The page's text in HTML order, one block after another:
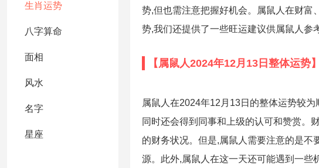
生肖运势
八字算命
面相
风水
名字
星座
势,但也需注意把握好机会。属鼠人在财富
势,我们还提供了一些旺运建议供属鼠人参
【属鼠人2024年12月13日整体运势】
属鼠人在2024年12月13日的整体运势较
同时还会得到同事和上级的认可和赞赏。
的财务状况。但是,属鼠人需要注意的是不
源。此外,属鼠人在这一天还可能遇到一些